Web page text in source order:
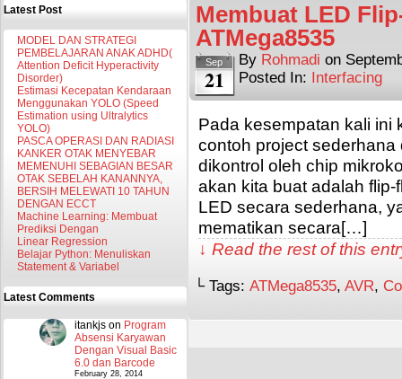
Latest Post
MODEL DAN STRATEGI
PEMBELAJARAN ANAK ADHD(
Attention Deficit Hyperactivity
Disorder)
Estimasi Kecepatan Kendaraan
Menggunakan YOLO (Speed
Estimation using Ultralytics
YOLO)
PASCA OPERASI DAN RADIASI
KANKER OTAK MENYEBAR
MEMENUHI SEBAGIAN BESAR
OTAK SEBELAH KANANNYA,
BERSIH MELEWATI 10 TAHUN
DENGAN ECCT
Machine Learning: Membuat
Prediksi Dengan
Linear Regression
Belajar Python: Menuliskan
Statement & Variabel
Latest Comments
itankjs on Program
Absensi Karyawan
Dengan Visual Basic
6.0 dan Barcode
February 28, 2014
Membuat LED
ATMega8535
Sep
21
By Rohmadi on
Posted In: Interfacing
Pada kesempatan kali ini
contoh project
dikontrol oleh chip
akan kita buat adalah
LED secara sederhana,
mematikan secara[…]
↓ Read the rest of this
└ Tags: ATMega8535, AVR,